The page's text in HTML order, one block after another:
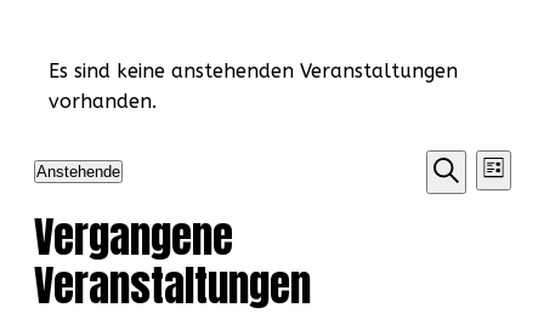
Es sind keine anstehenden Veranstaltungen
vorhanden.
Suche
Liste
Anstehende
wählen.
Vergangene
Veranstaltungen